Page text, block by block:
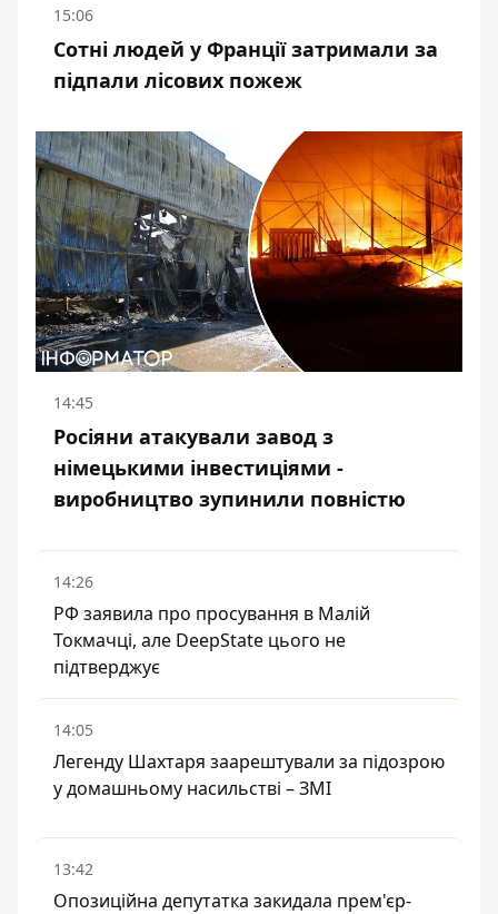
15:06
Сотні людей у Франції затримали за
підпали лісових пожеж
14:45
Росіяни атакували завод з
німецькими інвестиціями -
виробництво зупинили повністю
14:26
РФ заявила про просування в Малій
Токмачці, але DeepState цього не
підтверджує
14:05
Легенду Шахтаря заарештували за підозрою
у домашньому насильстві – ЗМІ
13:42
Опозиційна депутатка закидала прем'єр-